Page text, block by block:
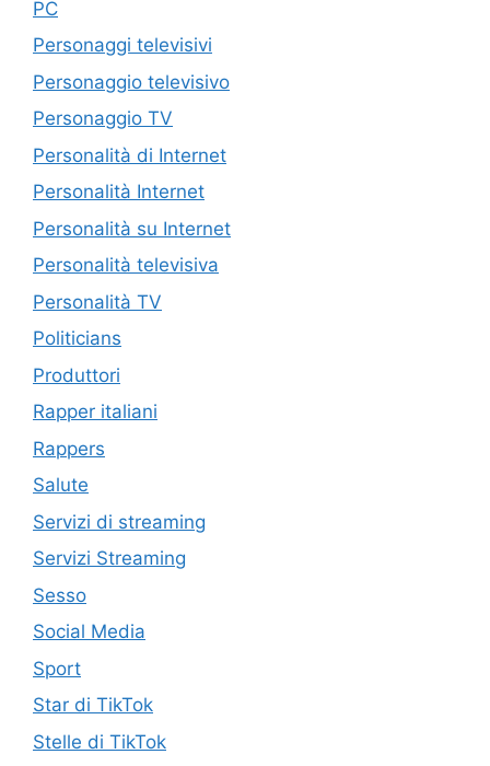
PC
Personaggi televisivi
Personaggio televisivo
Personaggio TV
Personalità di Internet
Personalità Internet
Personalità su Internet
Personalità televisiva
Personalità TV
Politicians
Produttori
Rapper italiani
Rappers
Salute
Servizi di streaming
Servizi Streaming
Sesso
Social Media
Sport
Star di TikTok
Stelle di TikTok